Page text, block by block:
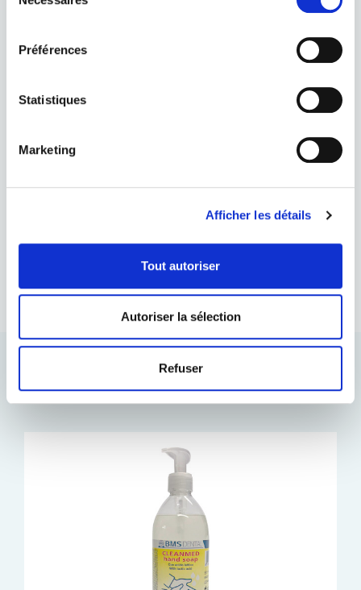
Préférences
Statistiques
Marketing
Afficher les détails
Tout autoriser
Autoriser la sélection
Refuser
HUILE SPRAY UNIVERSEL POUR PIÈCES À
Découvrez plus
SOINS QUOTIDIENS